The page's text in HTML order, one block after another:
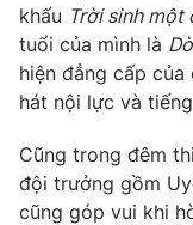
Photo
Video
VTV Money
khấu Trời sinh một
tuổi của mình là
hiện đẳng cấp
hát nội lực và
Cũng trong đêm
đội trưởng gồm
cũng góp vui khi